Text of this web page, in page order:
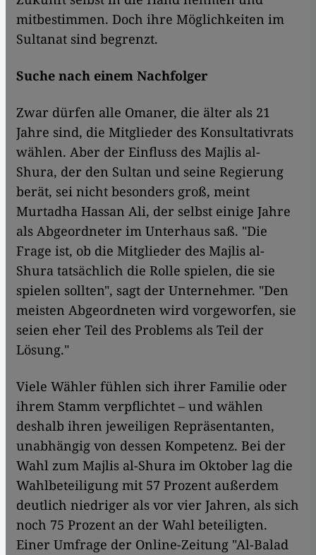
mitbestimmen. Doch ihre Möglichkeiten im
Sultanat sind begrenzt.
Suche nach einem Nachfolger
Zwar dürfen alle Omaner, die älter als 21
Jahre sind, die Mitglieder des Konsultativrats
wählen. Aber der Einfluss des Majlis al-
Shura, der den Sultan und seine Regierung
berät, sei nicht besonders groß, meint
Murtadha Hassan Ali, der selbst einige Jahre
als Abgeordneter im Unterhaus saß. "Die
Frage ist, ob die Mitglieder des Majlis al-
Shura tatsächlich die Rolle spielen, die sie
spielen sollten", sagt der Unternehmer. "Den
meisten Abgeordneten wird vorgeworfen, sie
seien eher Teil des Problems als Teil der
Lösung."
Viele Wähler fühlen sich ihrer Familie oder
ihrem Stamm verpflichtet – und wählen
deshalb ihren jeweiligen Repräsentanten,
unabhängig von dessen Kompetenz. Bei der
Wahl zum Majlis al-Shura im Oktober lag die
Wahlbeteiligung mit 57 Prozent außerdem
deutlich niedriger als vor vier Jahren, als sich
noch 75 Prozent an der Wahl beteiligten.
Einer Umfrage der Online-Zeitung "Al-Balad